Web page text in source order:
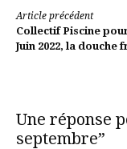
Lire
la
Article précédent
Collectif Piscine
Juin 2022, la douche
Une réponse
septembre”